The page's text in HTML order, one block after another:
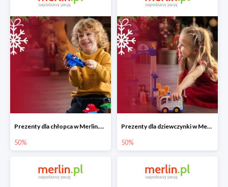
Prezenty dla chłopca w Merlin.pl do -50%
50%
Prezenty dla dziewczynki w Merlin.pl do -50%
50%